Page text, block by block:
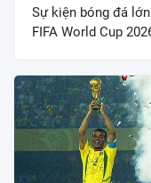
Sự kiện bóng đá
FIFA World Cup